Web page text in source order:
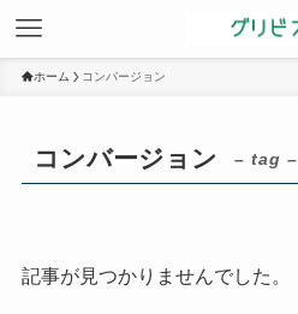
ホーム コンバージョン
コンバージョン – tag –
記事が見つかりませんでした。